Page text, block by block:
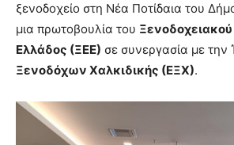
ξενοδοχείο στη Νέα Ποτίδαια του
μια πρωτοβουλία του Ξενοδοχειακού
Ελλάδος (ΞΕΕ) σε συνεργασία με την
Ξενοδόχων Χαλκιδικής (ΕΞΧ).